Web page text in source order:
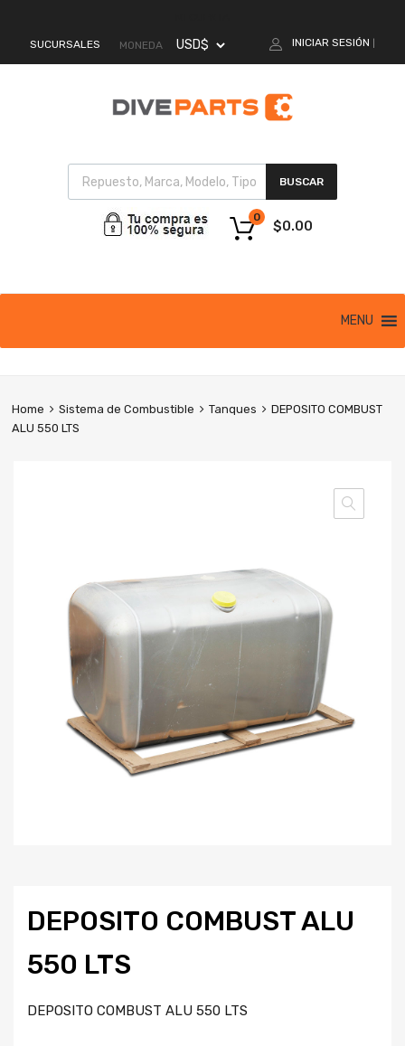
SUCURSALES MONEDA INICIAR SESIÓN
BUSCAR
$0.00
0
MENU
Home Sistema de Combustible Tanques
DEPOSITO COMBUST
ALU 550 LTS
DEPOSITO COMBUST ALU
550 LTS
DEPOSITO COMBUST ALU 550 LTS